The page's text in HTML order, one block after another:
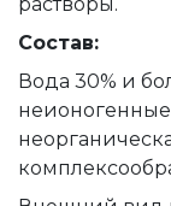
Состав:
Вода 30% и
неионогенные